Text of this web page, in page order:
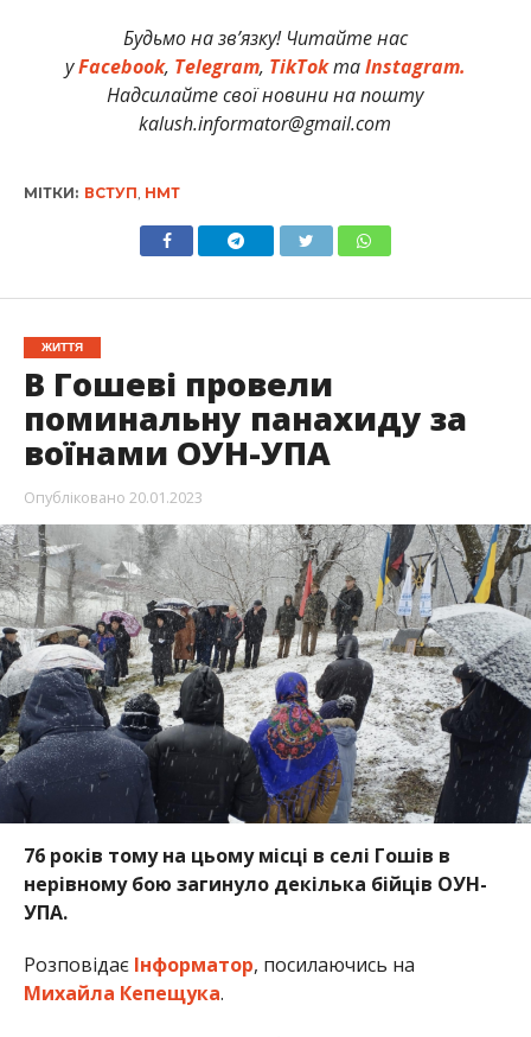
Будьмо на зв’язку! Читайте нас
уFacebook, Telegram, TikTokтаInstagram.
Надсилайте свої новини на пошту
kalush.informator@gmail.com
МІТКИ: ВСТУП НМТ
ЖИТТЯ
В Гошеві провели
поминальну панахиду за
воїнами ОУН-УПА
Опубліковано 20.01.2023
76 років тому на цьому місці в селі Гошів в
нерівному бою загинуло декілька бійців ОУН-
УПА.
Розповідає Інформатор, посилаючись на
Михайла Кепещука.